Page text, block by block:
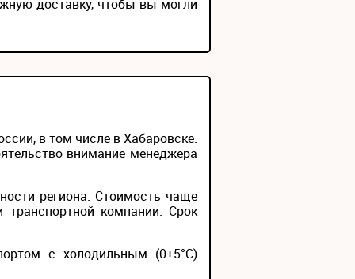
доставку, чтобы вы могли
в том числе в Хабаровске.
внимание менеджера
региона. Стоимость чаще
компании. Срок
с холодильным (0+5°С)